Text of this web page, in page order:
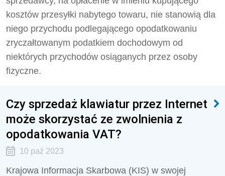
kosztów przesyłki nabytego towaru, nie stanowią dla
niego przychodu podlegającego opodatkowaniu
zryczałtowanym podatkiem dochodowym od
niektórych przychodów osiąganych przez osoby
fizyczne.
Czy sprzedaż klawiatur przez Internet
może skorzystać ze zwolnienia z
opodatkowania VAT?
10 paź 2023
Krajowa Informacja Skarbowa (KIS) w swojej